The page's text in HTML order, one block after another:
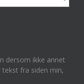
dersom ikke annet
fra siden min,